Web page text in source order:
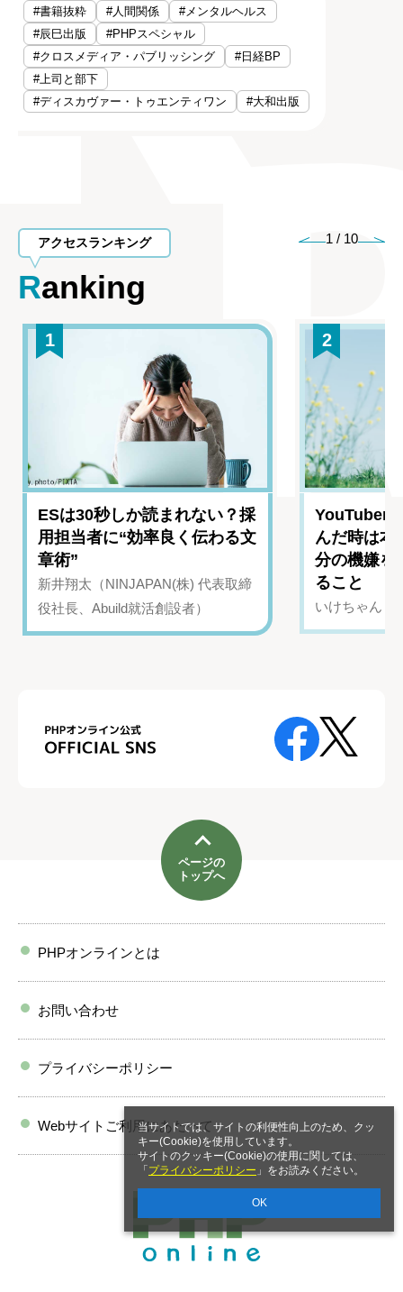
当サイトでは、サイトの利便性向上のため、クッ
キー(Cookie)を使用しています。
サイトのクッキー(Cookie)の使用に関しては、
「 プライバシーポリシー 」をお読みください。
OK
#書籍抜粋 #人間関係
#メンタルヘルス
#辰巳出版
#PHPスペシャル
#クロスメディア・パブリッシング
#日経BP
#上司と部下
#ディスカヴァー・トゥエンティワン
#大和出版
アクセスランキング
Ranking
1 / 10
1
ESは30秒しか読まれない？採
用担当者に“効率良く伝わる文
章術”
新井翔太（NINJAPAN(株) 代表取締
役社長、Abuild就活創設者）
2
YouTuber
んだ時は
分の機嫌を
ること
いけちゃん（
ページの
トップへ
PHPオンラインとは
お問い合わせ
プライバシーポリシー
Webサイトご利用にあたって